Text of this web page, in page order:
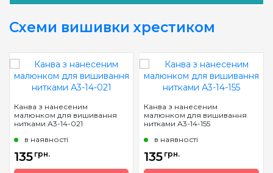
Схеми вишивки хрестиком
Канва з нанесеним
малюнком для вишивання
нитками А3-14-021
в наявності
135 грн.
Канва з нанесеним
малюнком для вишивання
нитками А3-14-155
в наявності
135 грн.